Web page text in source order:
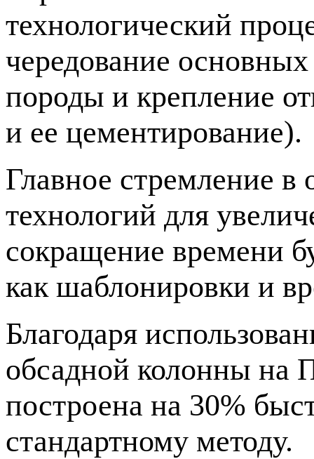
технологический
чередование основных
породы и крепление
и ее цементирование).
Главное стремление в
технологий для
сокращение времени
как шаблонировки и
Благодаря
обсадной колонны на
построена на 30%
стандартному методу.